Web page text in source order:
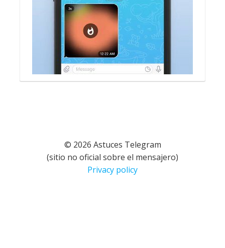
© 2026 Astuces Telegram
(sitio no oficial sobre el mensajero)
Privacy policy